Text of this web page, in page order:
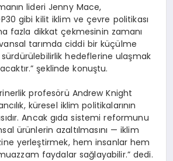
lideri Jenny Mace,
gibi kilit iklim ve çevre politikası
fazla dikkat çekmesinin zamanı
tarımda ciddi bir küçülme
hedeflerine ulaşmak
şeklinde konuştu.
profesörü Andrew Knight
küresel iklim politikalarının
Ancak gıda sistemi reformunu
ürünlerin azaltılmasını — iklim
yerleştirmek, hem insanlar hem
faydalar sağlayabilir.” dedi.